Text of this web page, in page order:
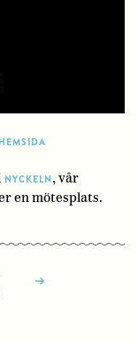
HEMSIDA
NYCKELN, vår
en mötesplats.